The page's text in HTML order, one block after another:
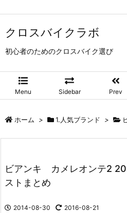
クロスバイクラボ
初心者のためのクロスバイク選び
Menu Sidebar Prev
ホーム > 1.人気ブランド >
ビアンキ カメレオンテ2
ストまとめ
2014-08-30 2016-08-21